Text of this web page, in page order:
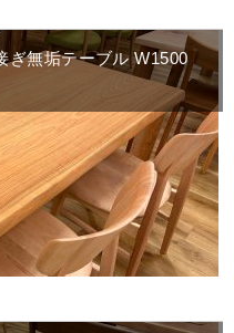
ぎ無垢テーブル W1500